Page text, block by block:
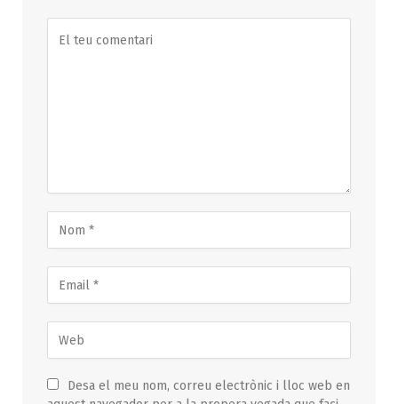
Desa el meu nom, correu electrònic i lloc web en